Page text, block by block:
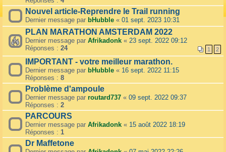
Nouvel article-Reprendre le Trail running
Dernier message par bHubble « 01 sept. 2023 10:31
PLAN MARATHON AMSTERDAM 2022
Dernier message par Afrikadonk « 23 sept. 2022 09:12
Réponses : 24 1 2
IMPORTANT - votre meilleur marathon.
Dernier message par bHubble « 16 sept. 2022 11:15
Réponses : 8
Problème d'ampoule
Dernier message par routard737 « 09 sept. 2022 09:37
Réponses : 2
PARCOURS
Dernier message par Afrikadonk « 15 août 2022 18:19
Réponses : 1
Dr Maffetone